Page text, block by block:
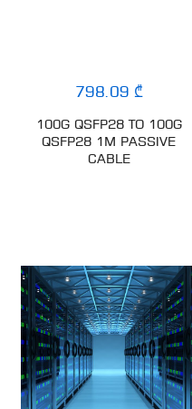
798.09 ₾
100G QSFP28 TO 100G
QSFP28 1M PASSIVE
CABLE